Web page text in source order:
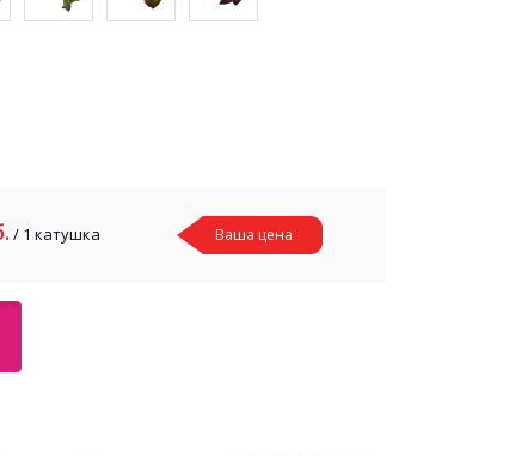
/ 1 катушка Ваша цена